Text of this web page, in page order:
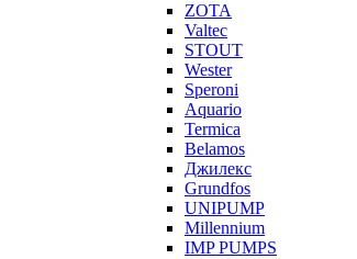
ZOTA
Valtec
STOUT
Wester
Speroni
Aquario
Termica
Belamos
Джилекс
Grundfos
UNIPUMP
Millennium
IMP PUMPS